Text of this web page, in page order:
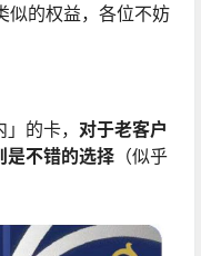
似的权益，各位不妨
的卡， 对于老客户
是不错的选择 （似乎